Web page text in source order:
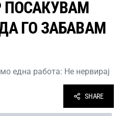
ПОСАКУВАМ
ГО ЗАБАВАМ
една работа: Не нервирај
SHARE